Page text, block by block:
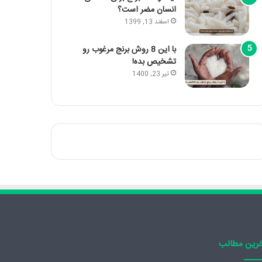
انسان مضر است؟
اسفند 13, 1399
با این 8 روش برنج مرغوب رو
تشخیص بده!
تیر 23, 1400
مطالب